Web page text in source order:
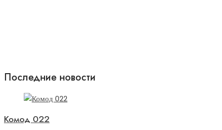
Последние новости
Комод 022